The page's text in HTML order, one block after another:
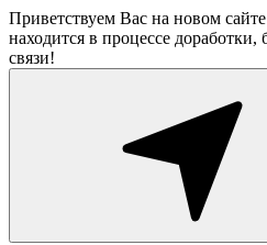
Приветствуем Вас на новом сайте
находится в процессе
связи!